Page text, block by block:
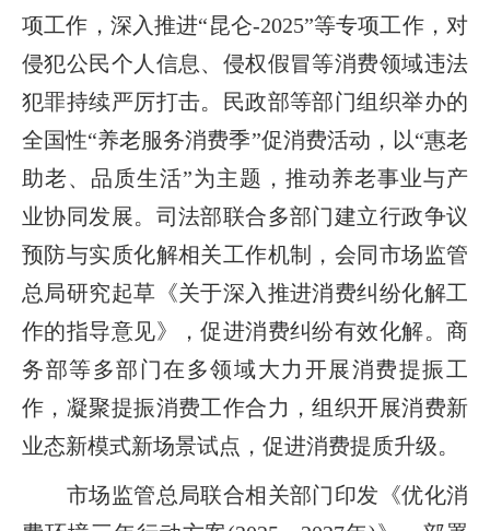
项工作，深入推进“昆仑-2025”等专项工作，对
侵犯公民个人信息、侵权假冒等消费领域违法
犯罪持续严厉打击。民政部等部门组织举办的
全国性“养老服务消费季”促消费活动，以“惠老
助老、品质生活”为主题，推动养老事业与产
业协同发展。司法部联合多部门建立行政争议
预防与实质化解相关工作机制，会同市场监管
总局研究起草《关于深入推进消费纠纷化解工
作的指导意见》，促进消费纠纷有效化解。商
务部等多部门在多领域大力开展消费提振工
作，凝聚提振消费工作合力，组织开展消费新
业态新模式新场景试点，促进消费提质升级。
市场监管总局联合相关部门印发《优化消